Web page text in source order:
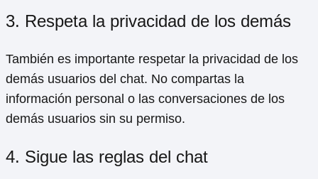
3. Respeta la privacidad de los demás
También es importante respetar la privacidad de los
demás usuarios del chat. No compartas la
información personal o las conversaciones de los
demás usuarios sin su permiso.
4. Sigue las reglas del chat